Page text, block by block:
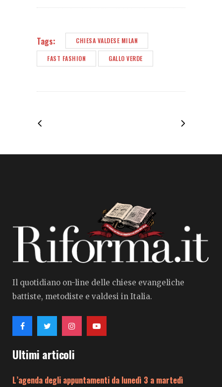
Tags: CHIESA VALDESE MILAN
FAST FASHION GALLO VERDE
Il quotidiano on-line delle chiese evangeliche
battiste, metodiste e valdesi in Italia.
Ultimi articoli
L’agenda degli appuntamenti da lunedì 3 a martedì